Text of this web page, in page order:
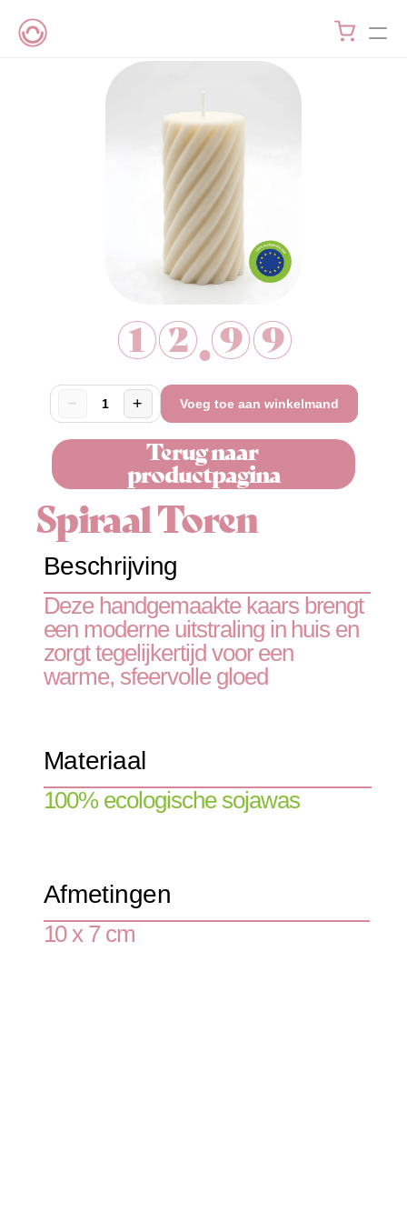
12.99
Terug naar
productpagina
− 1 + Voeg toe aan winkelmand
Spiraal Toren
Materiaal
100% ecologische sojawas
Afmetingen
10 x 7 cm
Beschrijving
Deze handgemaakte kaars brengt
een moderne uitstraling in huis en
zorgt tegelijkertijd voor een
warme, sfeervolle gloed